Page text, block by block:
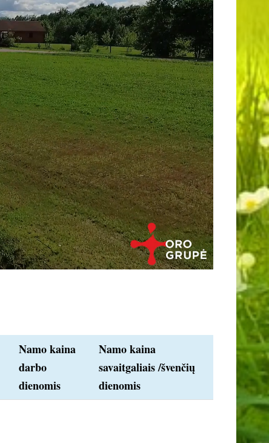
Namo kaina
darbo
dienomis
Namo kaina
savaitgaliais /švenčių
dienomis